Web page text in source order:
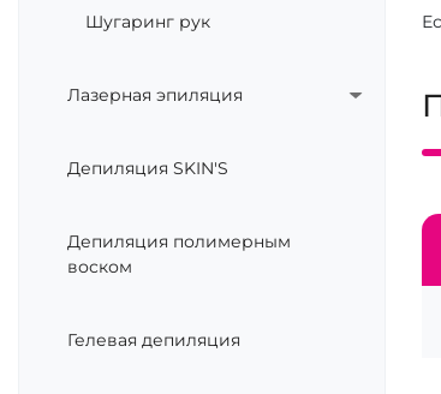
Шугаринг рук
Лазерная эпиляция
Депиляция SKIN'S
Депиляция полимерным
воском
Гелевая депиляция